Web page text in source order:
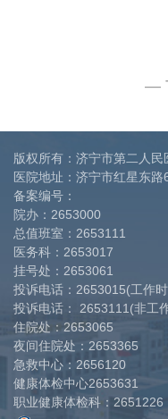
版权所有：济宁市第二人
医院地址：济宁市红星东路
备案编号：
院办： 2653000
总值班室： 2653111
医务科： 2653017
挂号处： 2653061
投诉电话： 2653015(工作
投诉电话：
2653111(非工
住院处：2653065
夜间住院处： 2653365
急救中心： 2656120
健康体检中心2653631
职业健康体检科： 2651226